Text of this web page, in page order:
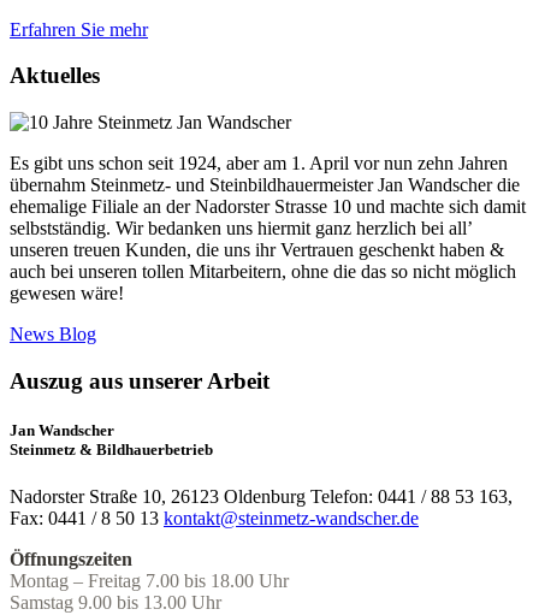
Erfahren Sie mehr
Aktuelles
Es gibt uns schon seit 1924, aber am 1. April vor nun zehn Jahren
übernahm Steinmetz- und Steinbildhauermeister Jan Wandscher die
ehemalige Filiale an der Nadorster Strasse 10 und machte sich damit
selbstständig. Wir bedanken uns hiermit ganz herzlich bei all’
unseren treuen Kunden, die uns ihr Vertrauen geschenkt haben &
auch bei unseren tollen Mitarbeitern, ohne die das so nicht möglich
gewesen wäre!
News Blog
Auszug aus unserer Arbeit
Jan Wandscher
Steinmetz & Bildhauerbetrieb
Nadorster Straße 10, 26123 Oldenburg Telefon: 0441 / 88 53 163,
Fax: 0441 / 8 50 13 kontakt@steinmetz-wandscher.de
Öffnungszeiten
Montag – Freitag 7.00 bis 18.00 Uhr
Samstag 9.00 bis 13.00 Uhr